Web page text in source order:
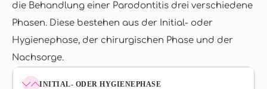
die Behandlung einer Parodontitis drei verschiedene
Phasen. Diese bestehen aus der Initial- oder
Hygienephase, der chirurgischen Phase und der
Nachsorge.
INITIAL- ODER HYGIENEPHASE